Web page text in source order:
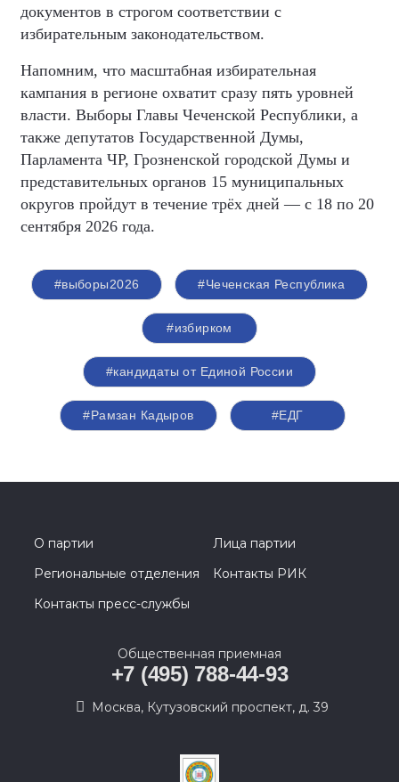
документов в строгом соответствии с
избирательным законодательством.
Напомним, что масштабная избирательная
кампания в регионе охватит сразу пять уровней
власти. Выборы Главы Чеченской Республики, а
также депутатов Государственной Думы,
Парламента ЧР, Грозненской городской Думы и
представительных органов 15 муниципальных
округов пройдут в течение трёх дней — с 18 по 20
сентября 2026 года.
#выборы2026 #Чеченская Республика
#избирком
#кандидаты от Единой России
#Рамзан Кадыров #ЕДГ
О партии
Лица партии
Региональные отделения
Контакты РИК
Контакты пресс-службы
Общественная приемная
+7 (495) 788-44-93
Москва, Кутузовский проспект, д. 39